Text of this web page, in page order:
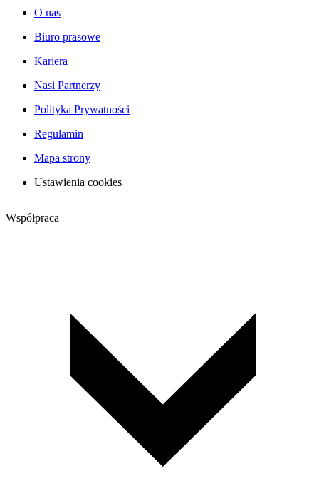
O nas
Biuro prasowe
Kariera
Nasi Partnerzy
Polityka Prywatności
Regulamin
Mapa strony
Ustawienia cookies
Współpraca